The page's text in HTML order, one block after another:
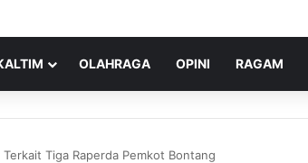
OLAHRAGA OPINI RAGAM
Terkait Tiga Raperda Pemkot Bontang